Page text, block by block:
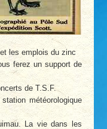
les emplois du zinc
ferez un support de
de T.S.F.
station météorologique
La vie dans les